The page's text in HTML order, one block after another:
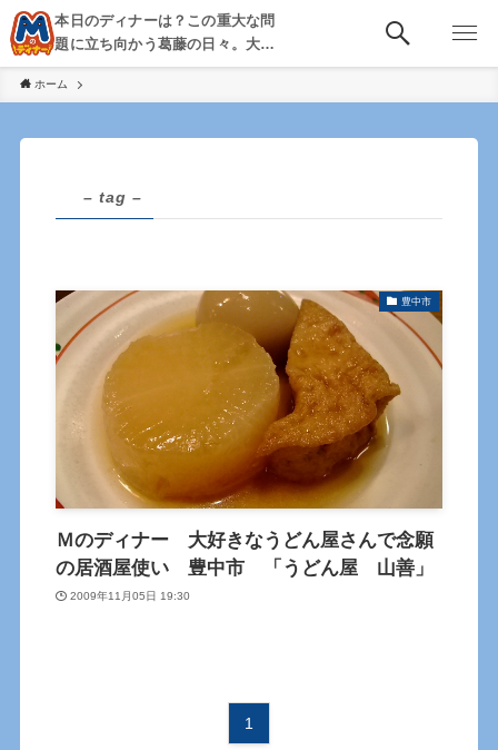
本日のディナーは？この重大な問
題に立ち向かう葛藤の日々。大
阪・京都・神戸を中心とした食べ
歩き、飲み歩きを綴る。
ホーム
– tag –
豊中市
Ｍのディナー 大好きなうどん屋さんで念願
の居酒屋使い 豊中市 「うどん屋 山善」
2009年11月05日 19:30
1